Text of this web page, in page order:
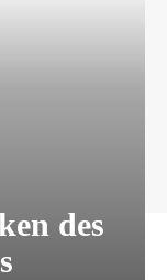
des